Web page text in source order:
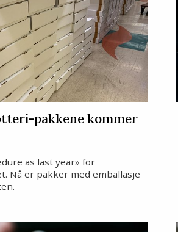
pakkene kommer
as last year» for
Nå er pakker med emballasje